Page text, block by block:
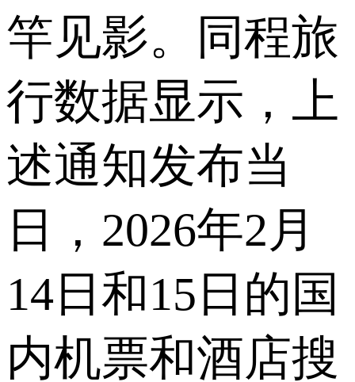
竿见影。同程旅
行数据显示，上
述通知发布当
日，2026年2月
14日和15日的国
内机票和酒店搜